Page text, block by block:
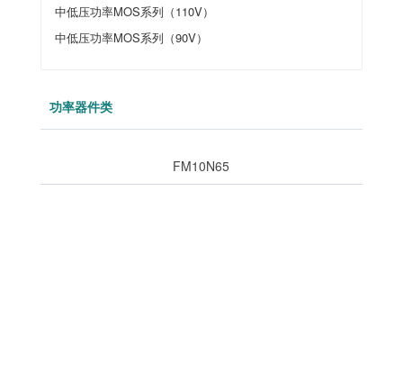
中低压功率MOS系列（110V）
中低压功率MOS系列（90V）
功率器件类
FM10N65